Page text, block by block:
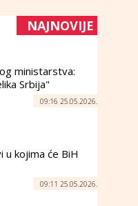
NAJNOVIJE
ministarstva:
Srbija"
09:16 25.05.2026.
kojima će BiH
09:11 25.05.2026.